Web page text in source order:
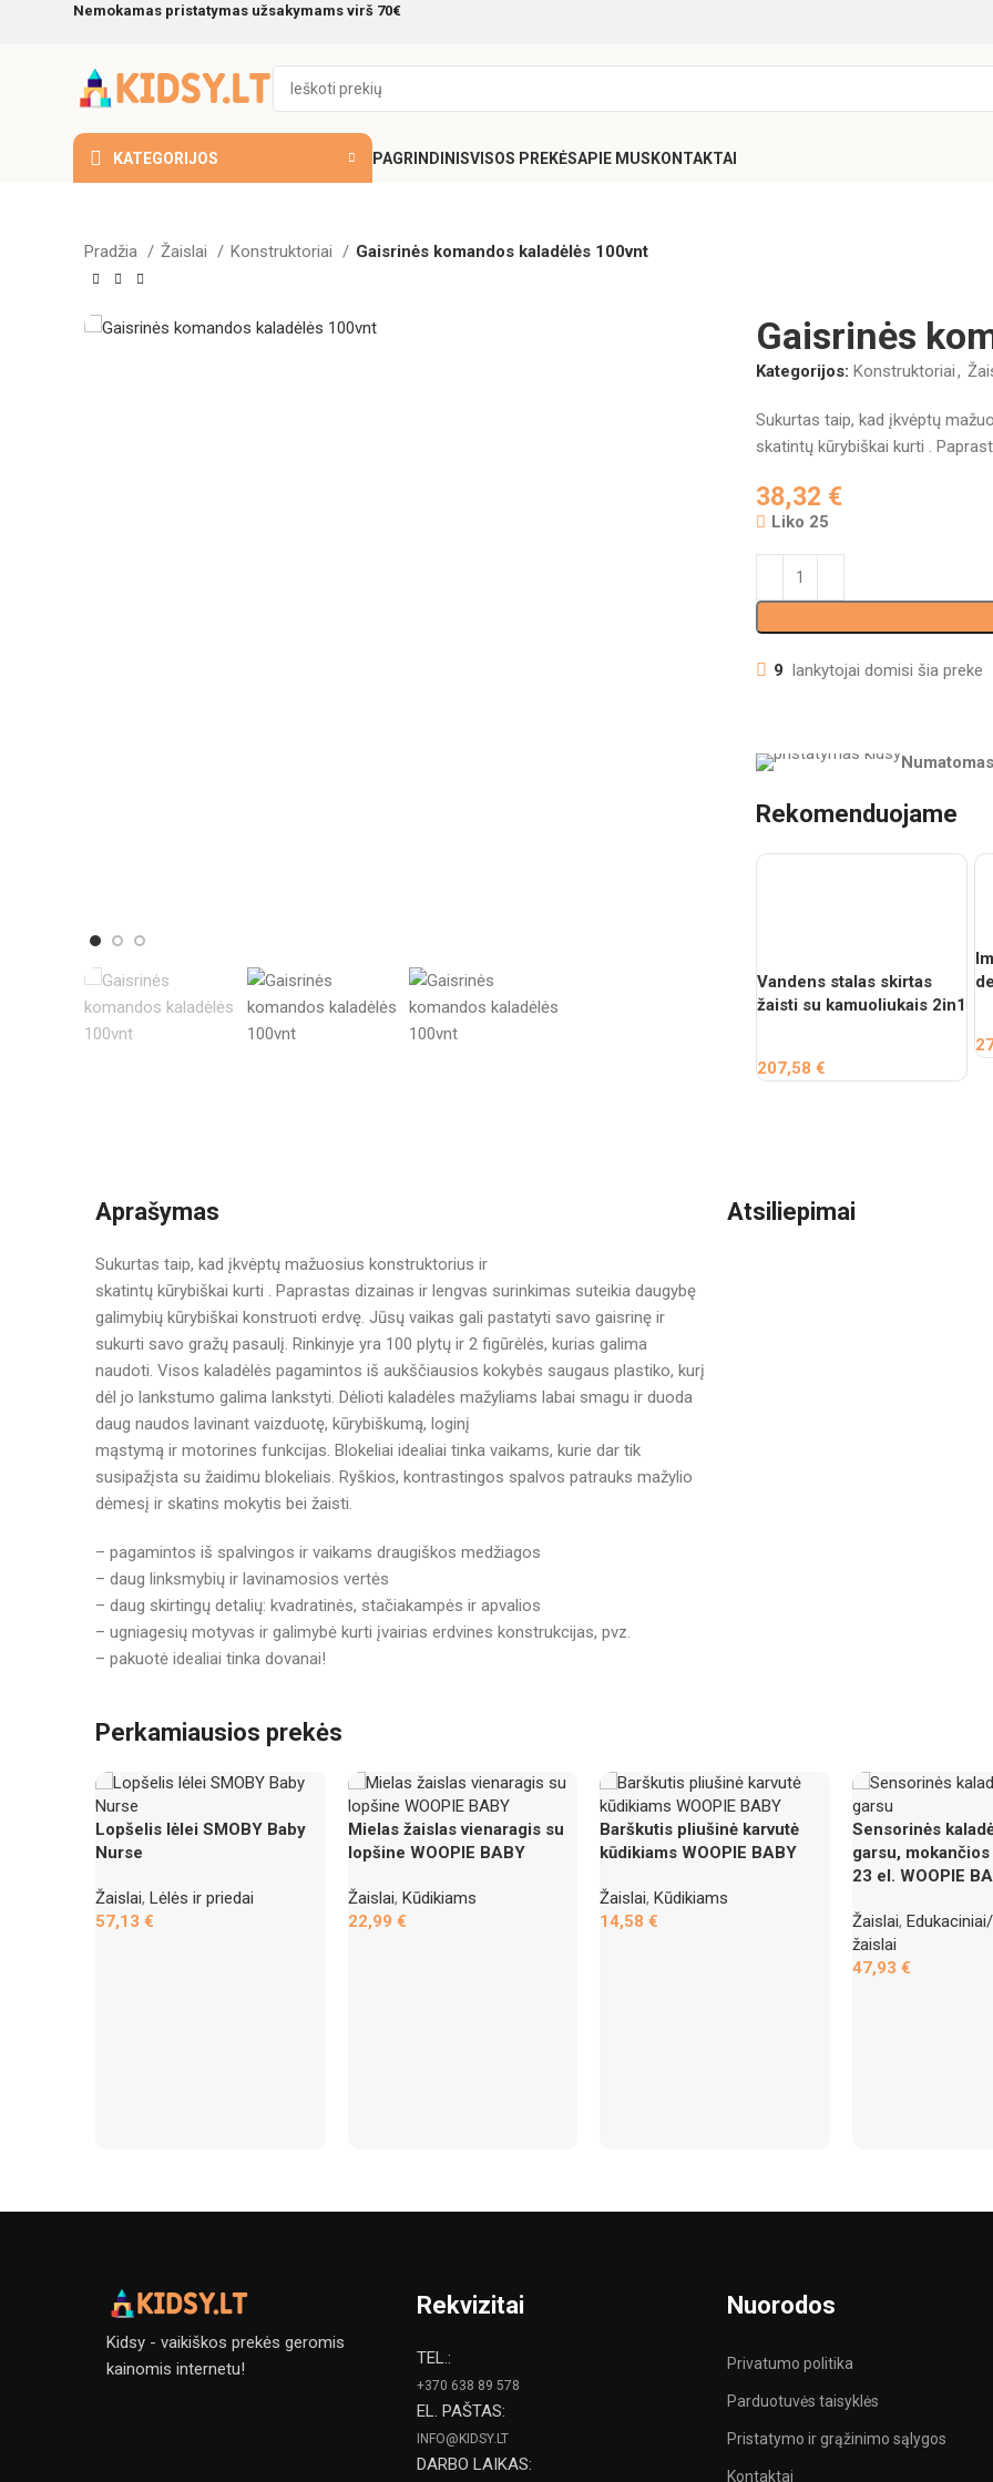
Nemokamas pristatymas užsakymams virš 70€
KATEGORIJOS PAGRINDINISVISOS PREKĖSAPIE MUSKONTAKTAI
Pradžia Žaislai Konstruktoriai Gaisrinės komandos kaladėlės 100vnt
Gaisrinės
Kategorijos: Konstruktoriai,
Sukurtas taip, kad įkvėptų
skatintų kūrybiškai kurti .
38,32 €
Liko 25
9 lankytojai domisi šia preke
Rekomenduojame
Vandens stalas skirtas
žaisti su kamuoliukais 2in1
207,58 €
Aprašymas
Sukurtas taip, kad įkvėptų mažuosius konstruktorius ir
skatintų kūrybiškai kurti . Paprastas dizainas ir lengvas surinkimas suteikia daugybę
galimybių kūrybiškai konstruoti erdvę. Jūsų vaikas gali pastatyti savo gaisrinę ir
sukurti savo gražų pasaulį. Rinkinyje yra 100 plytų ir 2 figūrėlės, kurias galima
naudoti. Visos kaladėlės pagamintos iš aukščiausios kokybės saugaus plastiko, kurį
dėl jo lankstumo galima lankstyti. Dėlioti kaladėles mažyliams labai smagu ir duoda
daug naudos lavinant vaizduotę, kūrybiškumą, loginį
mąstymą ir motorines funkcijas. Blokeliai idealiai tinka vaikams, kurie dar tik
susipažįsta su žaidimu blokeliais. Ryškios, kontrastingos spalvos patrauks mažylio
dėmesį ir skatins mokytis bei žaisti.
– pagamintos iš spalvingos ir vaikams draugiškos medžiagos
– daug linksmybių ir lavinamosios vertės
– daug skirtingų detalių: kvadratinės, stačiakampės ir apvalios
– ugniagesių motyvas ir galimybė kurti įvairias erdvines konstrukcijas, pvz.
– pakuotė idealiai tinka dovanai!
Atsiliepimai
Perkamiausios prekės
Lopšelis lėlei SMOBY Baby
Nurse
Žaislai, Lėlės ir priedai
57,13 €
Mielas žaislas vienaragis su
lopšine WOOPIE BABY
Žaislai, Kūdikiams
22,99 €
Barškutis pliušinė karvutė
kūdikiams WOOPIE BABY
Žaislai, Kūdikiams
14,58 €
Sensorinės
garsu,
23 el. WOOPIE
Žaislai,
žaislai
47,93 €
Kidsy - vaikiškos prekės geromis
kainomis internetu!
Rekvizitai
TEL.:
+370 638 89 578
EL. PAŠTAS:
INFO@KIDSY.LT
DARBO LAIKAS:
Nuorodos
Privatumo politika
Parduotuvės taisyklės
Pristatymo ir grąžinimo sąlygos
Kontaktai